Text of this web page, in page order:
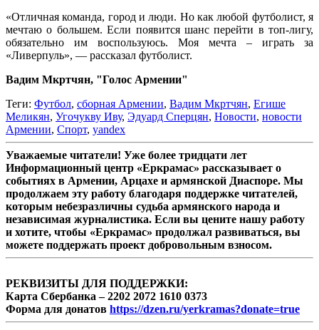
«Отличная команда, город и люди. Но как любой футболист, я
мечтаю о большем. Если появится шанс перейти в топ-лигу,
обязательно им воспользуюсь. Моя мечта – играть за
«Ливерпуль», — рассказал футболист.
Вадим Мкртчян, "Голос Армении"
Теги: Футбол, сборная Армении, Вадим Мкртчян, Егише
Меликян, Угочукву Иву, Эдуард Сперцян, Новости, новости
Армении, Спорт, yandex
Уважаемые читатели! Уже более тридцати лет
Информационный центр «Еркрамас» рассказывает о
событиях в Армении, Арцахе и армянской Диаспоре. Мы
продолжаем эту работу благодаря поддержке читателей,
которым небезразличны судьба армянского народа и
независимая журналистика. Если вы цените нашу работу
и хотите, чтобы «Еркрамас» продолжал развиваться, вы
можете поддержать проект добровольным взносом.
РЕКВИЗИТЫ ДЛЯ ПОДДЕРЖКИ:
Карта Сбербанка – 2202 2072 1610 0373
Форма для донатов https://dzen.ru/yerkramas?donate=true